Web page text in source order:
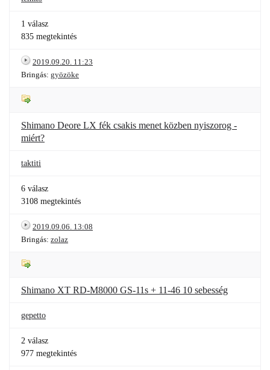
1 válasz
835 megtekintés
2019.09.20. 11:23
Bringás: gyözöke
Shimano Deore LX fék csakis menet közben nyiszorog -
miért?
taktiti
6 válasz
3108 megtekintés
2019.09.06. 13:08
Bringás: zolaz
Shimano XT RD-M8000 GS-11s + 11-46 10 sebesség
gepetto
2 válasz
977 megtekintés